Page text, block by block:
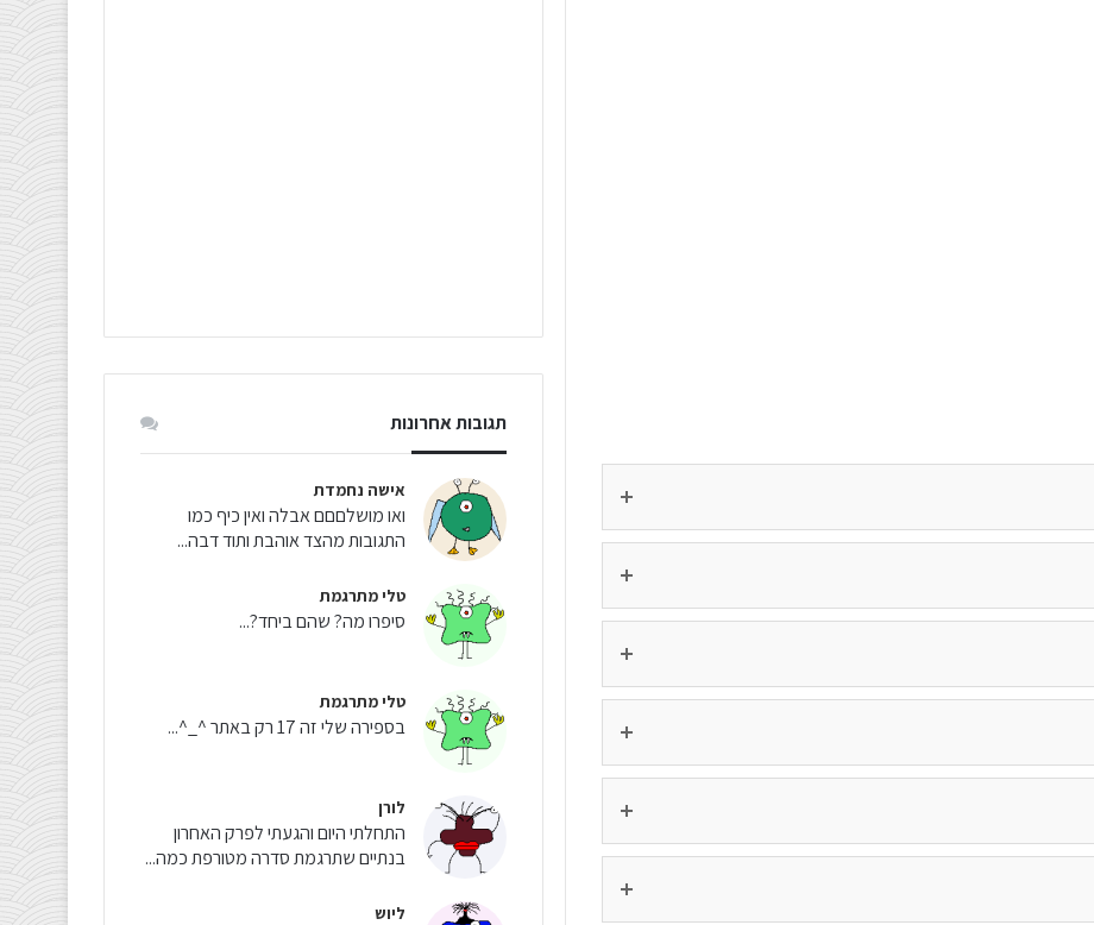
תגובות אחרונות
אישה נחמדת
ואו מושלםםם אבלה ואין כיף כמו
התגובות מהצד אוהבת ותוד דבה...
טלי מתרגמת
סיפרו מה? שהם ביחד?...
טלי מתרגמת
בספירה שלי זה 17 רק באתר ^_^...
לורן
התחלתי היום והגעתי לפרק האחרון
בנתיים שתרגמת סדרה מטורפת כמה...
ליוש